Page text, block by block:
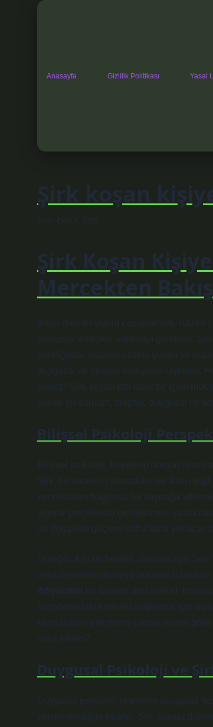
Anasayfa Gizlilik Politikası Yasal
Şirk koşan
Tarih: Ekim 5, 2025
Şirk Koşan
Mercekten Bakış
İnsan davranışlarını çözümlemek,
bilinçdışı süreçleri anlamayı gerektirir.
alındığında, insanın özdeki güven ve
duygusal ve bilişsel süreçlerle ilişkilidir.
etkiler? Şirk koşan kişi nasıl bir içsel
olarak bu soruları, bilişsel, duygusal ve
Bilişsel Psikoloji
Bilişsel psikoloji, bireylerin dünyayı nasıl
Şirk, bir insanın yalnızca bir tek ilahı
kendisinden bağımsız bir kaynağa
algısal çerçevesini genişletmesi ya da
da doğaüstü güçlere daha fazla yer açar,
Örneğin, kişi bir hedefe ulaşmak için
veya nesneleri devreye sokarak ruhsal bir
ihtiyacının bir dışavurumu olabilir.
hayatlarındaki kontrolü sağlamak için
karmaşasını yatıştırma çabası olarak
nasıl etkiler?
Duygusal Psikoloji ve
Duygusal psikoloji, bireylerin duygusal
şekillendirdiğini inceler. Şirk koşma